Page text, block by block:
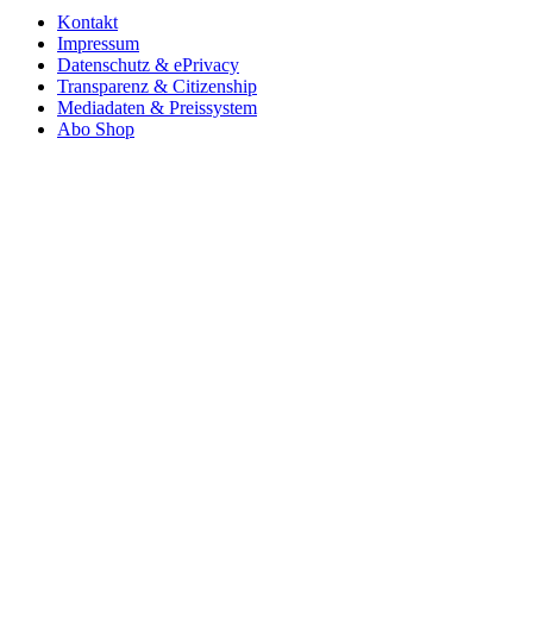
Kontakt
Impressum
Datenschutz & ePrivacy
Transparenz & Citizenship
Mediadaten & Preissystem
Abo Shop